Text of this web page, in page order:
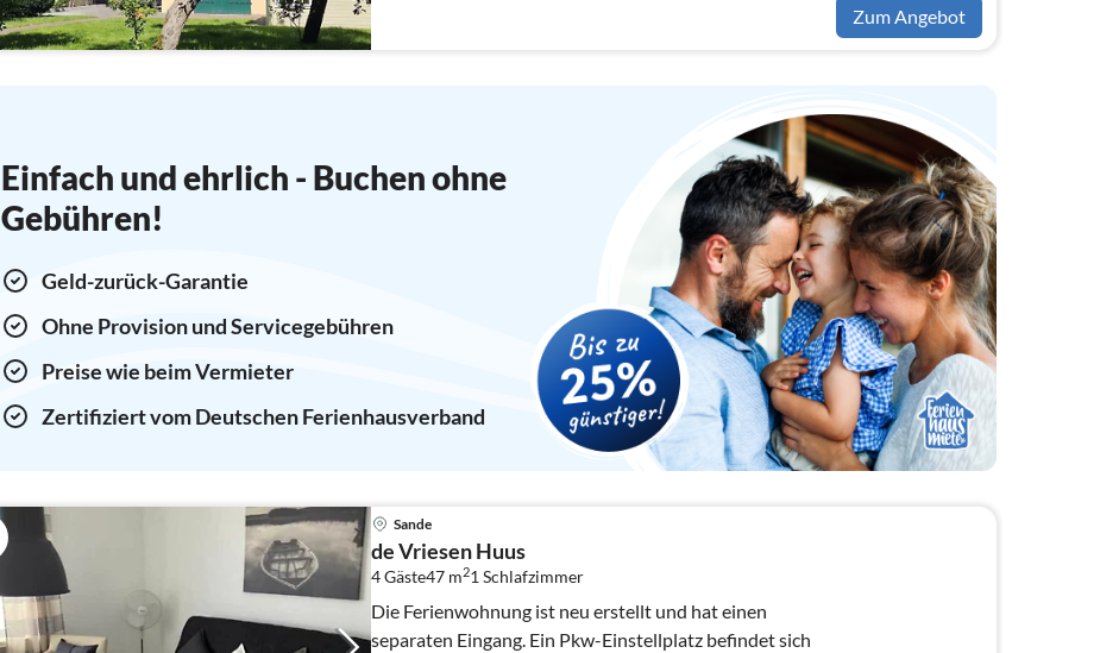
Zum Angebot
Einfach und ehrlich - Buchen ohne
Gebühren!
Geld-zurück-Garantie
Ohne Provision und Servicegebühren
Preise wie beim Vermieter
Zertifiziert vom Deutschen Ferienhausverband
Sande
de Vriesen Huus
4 Gäste47 m21Schlafzimmer
Die Ferienwohnung ist neu erstellt und hat einen
separaten Eingang. Ein Pkw-Einstellplatz befindet sich